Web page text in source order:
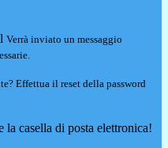
Verrà inviato un messaggio
Effettua il reset della password
casella di posta elettronica!